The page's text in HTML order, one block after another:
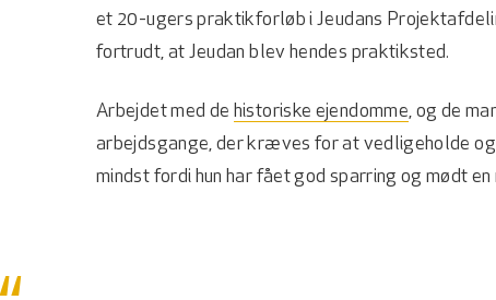
et 20-ugers praktikforløb i Jeudans
fortrudt, at Jeudan blev hendes praktiksted.
Arbejdet med de historiske ejendomme, og de
arbejdsgange, der kræves for at vedligeholde
mindst fordi hun har fået god sparring og mødt